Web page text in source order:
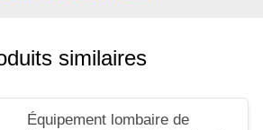
similaires
Équipement lombaire de